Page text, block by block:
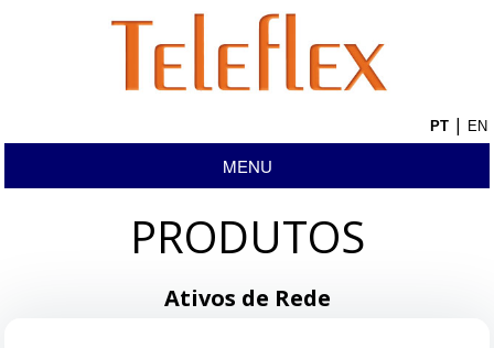
|
MENU
PRODUTOS
Ativos de Rede